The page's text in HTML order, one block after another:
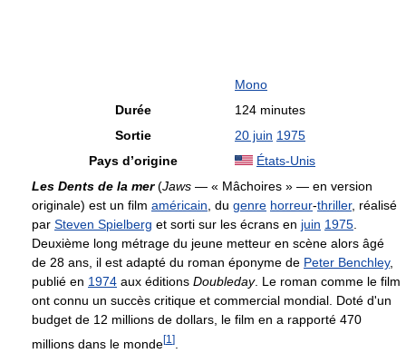
Mono
Durée
124 minutes
Sortie
20 juin 1975
Pays d’origine
États-Unis
Les Dents de la mer(Jaws — « Mâchoires » — en version
originale) est un film américain , du genre horreur-thriller, réalisé
par Steven Spielberg et sorti sur les écrans en juin 1975
Deuxième long métrage du jeune metteur en scène alors âgé
de 28 ans, il est adapté du roman éponyme de Peter Benchley,
publié en 1974 aux éditions Doubleday. Le roman comme le film
ont connu un succès critique et commercial mondial. Doté d'un
budget de 12 millions de dollars, le film en a rapporté 470
millions dans le monde[1 ]